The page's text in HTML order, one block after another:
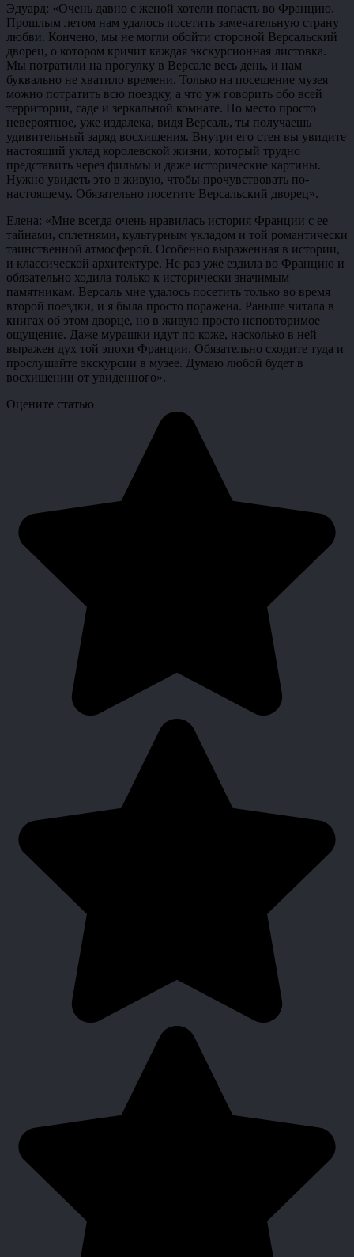
Эдуард: «Очень давно с женой хотели попасть во Францию.
Прошлым летом нам удалось посетить замечательную страну
любви. Кончено, мы не могли обойти стороной Версальский
дворец, о котором кричит каждая экскурсионная листовка.
Мы потратили на прогулку в Версале весь день, и нам
буквально не хватило времени. Только на посещение музея
можно потратить всю поездку, а что уж говорить обо всей
территории, саде и зеркальной комнате. Но место просто
невероятное, уже издалека, видя Версаль, ты получаешь
удивительный заряд восхищения. Внутри его стен вы увидите
настоящий уклад королевской жизни, который трудно
представить через фильмы и даже исторические картины.
Нужно увидеть это в живую, чтобы прочувствовать по-
настоящему. Обязательно посетите Версальский дворец».
Елена: «Мне всегда очень нравилась история Франции с ее
тайнами, сплетнями, культурным укладом и той романтически
таинственной атмосферой. Особенно выраженная в истории,
и классической архитектуре. Не раз уже ездила во Францию и
обязательно ходила только к исторически значимым
памятникам. Версаль мне удалось посетить только во время
второй поездки, и я была просто поражена. Раньше читала в
книгах об этом дворце, но в живую просто неповторимое
ощущение. Даже мурашки идут по коже, насколько в ней
выражен дух той эпохи Франции. Обязательно сходите туда и
прослушайте экскурсии в музее. Думаю любой будет в
восхищении от увиденного».
Оцените статью